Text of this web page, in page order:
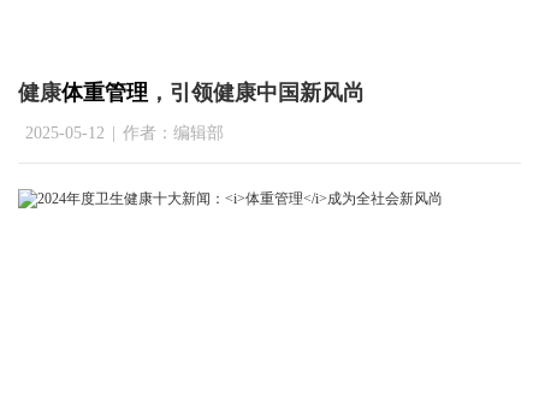
健康体重管理 ，引领健康中国新风尚
2025-05-12 | 作者：编辑部